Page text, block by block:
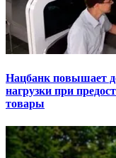
Нацбанк повышает
нагрузки при
товары